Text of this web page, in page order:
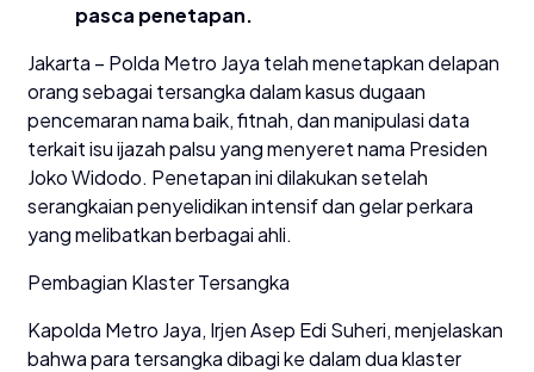
pasca penetapan.
Jakarta – Polda Metro Jaya telah menetapkan delapan
orang sebagai tersangka dalam kasus dugaan
pencemaran nama baik, fitnah, dan manipulasi data
terkait isu ijazah palsu yang menyeret nama Presiden
Joko Widodo. Penetapan ini dilakukan setelah
serangkaian penyelidikan intensif dan gelar perkara
yang melibatkan berbagai ahli.
Pembagian Klaster Tersangka
Kapolda Metro Jaya, Irjen Asep Edi Suheri, menjelaskan
bahwa para tersangka dibagi ke dalam dua klaster